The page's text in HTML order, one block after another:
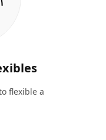
flexible a